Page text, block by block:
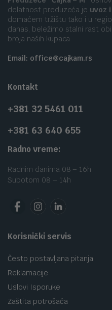
delatnost preduzeća je uvoz
domaćem tržištu tako i u
danas, beležimo stalni rast
broja naših kupaca
Email: office@cajkam.rs
Kontakt
+381 32 5461 011
+381 63 640 655
Radno vreme:
Radnim danima 08 – 16h
Subotom 08 – 14h
Korisnički servis
Često postavljana pitanja
Reklamacije
Uslovi Isporuke
Zaštita potrošača